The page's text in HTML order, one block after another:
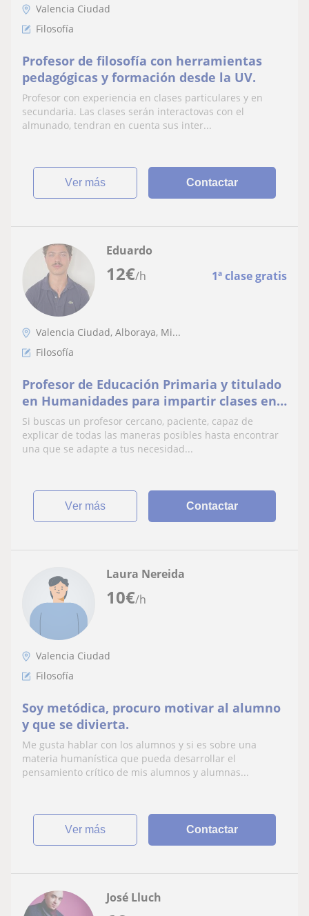
Valencia Ciudad
Filosofía
Profesor de filosofía con herramientas
pedagógicas y formación desde la UV.
Profesor con experiencia en clases particulares y en
secundaria. Las clases serán interactovas con el
almunado, tendran en cuenta sus inter...
ver más Contactar
12€/h 1ª clase gratis
Eduardo
Valencia Ciudad, Alboraya, Mi...
Filosofía
Profesor de Educación Primaria y titulado
en Humanidades para impartir clases en
E.S.O y bachillerato de filosofía
Si buscas un profesor cercano, paciente, capaz de
explicar de todas las maneras posibles hasta encontrar
una que se adapte a tus necesidad...
ver más Contactar
10€/h
Laura Nereida
Valencia Ciudad
Filosofía
Soy metódica, procuro motivar al alumno
y que se divierta.
Me gusta hablar con los alumnos y si es sobre una
materia humanística que pueda desarrollar el
pensamiento crítico de mis alumnos y alumnas...
ver más Contactar
José Lluch